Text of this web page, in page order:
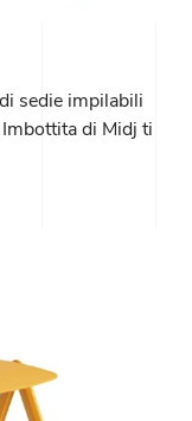
sedie impilabili
di Midj ti